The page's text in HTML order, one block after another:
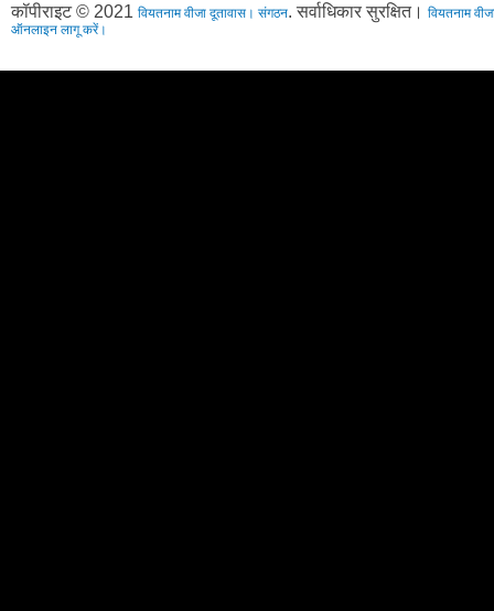
कॉपीराइट © 2021 वियतनाम वीजा दूतावास। संगठन. सर्वाधिकार सुरक्षित। वियतनाम
ऑनलाइन लागू करें।